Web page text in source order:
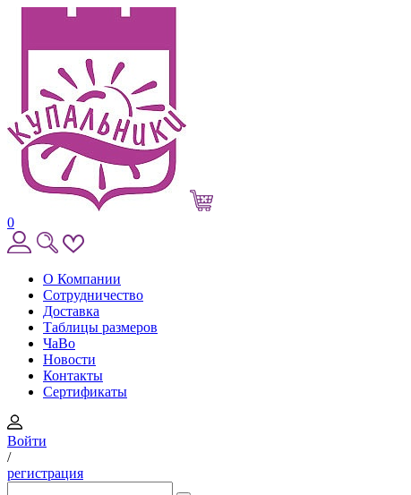
0
О Компании
Сотрудничество
Доставка
Таблицы размеров
ЧаВо
Новости
Контакты
Сертификаты
Войти
/
регистрация